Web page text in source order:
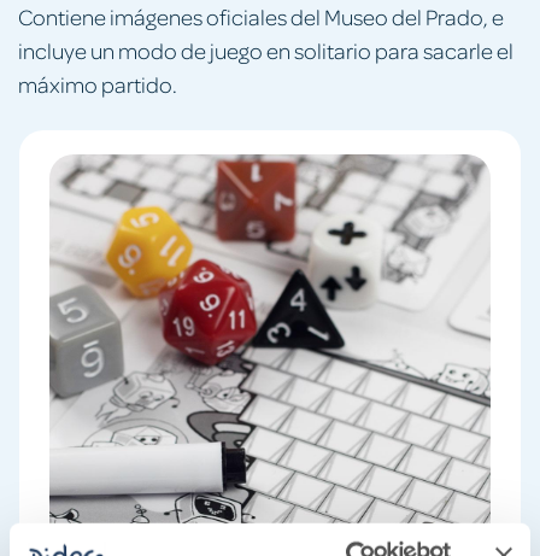
Contiene imágenes oficiales del Museo del Prado, e
incluye un modo de juego en solitario para sacarle el
máximo partido.